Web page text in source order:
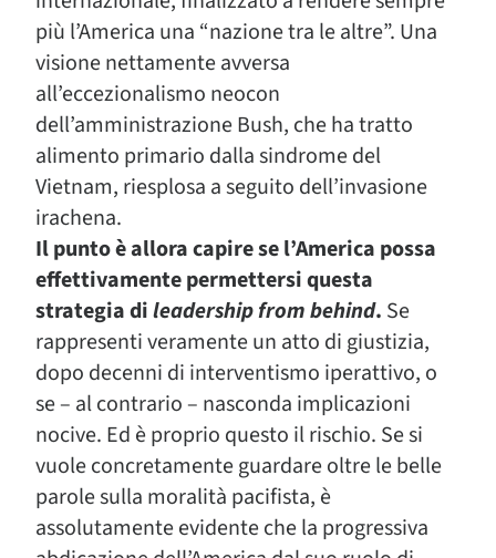
più l’America una “nazione tra le altre”. Una
visione nettamente avversa
all’eccezionalismo neocon
dell’amministrazione Bush, che ha tratto
alimento primario dalla sindrome del
Vietnam, riesplosa a seguito dell’invasione
irachena.
Il punto è allora capire se l’America possa
effettivamente permettersi questa
strategia dileadership from behind. Se
rappresenti veramente un atto di giustizia,
dopo decenni di interventismo iperattivo, o
se – al contrario – nasconda implicazioni
nocive. Ed è proprio questo il rischio. Se si
vuole concretamente guardare oltre le belle
parole sulla moralità pacifista, è
assolutamente evidente che la progressiva